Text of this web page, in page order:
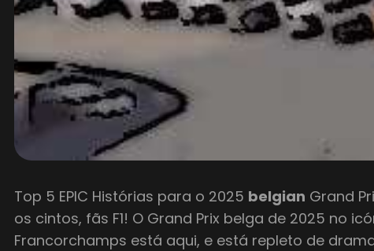
Top 5 EPIC Histórias para o 2025 belgian Grand
os cintos, fãs F1! O Grand Prix belga de 2025 no
Francorchamps está aqui, e está repleto de